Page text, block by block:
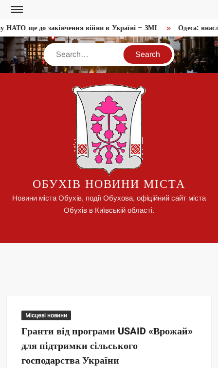
Skip
contentще до закінчення війни в Україні – ЗМІ Одеса:
Search
ОБУХІВ НОВИНИ МІСТА
Новини міста Обухів, події Обухова, офіційний сайт міста
Обухів в Київській області.
Місцеві новини
Гранти від програми USAID «Врожай»
для підтримки сільського
господарства України